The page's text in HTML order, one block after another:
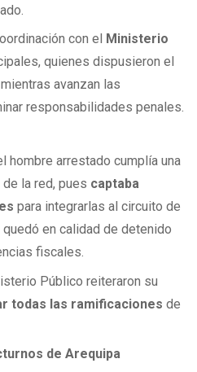
con el Ministerio
quienes dispusieron el
mientras avanzan las
responsabilidades penales.
hombre arrestado cumplía una
la red, pues captaba
para integrarlas al circuito de
en calidad de detenido
fiscales.
Público reiteraron su
todas las ramificaciones de
de Arequipa